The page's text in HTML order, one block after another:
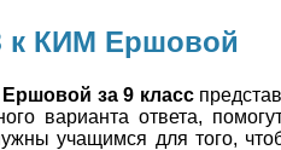
к КИМ Ершовой
за 9 класс
варианта ответа,
учащимся для того,